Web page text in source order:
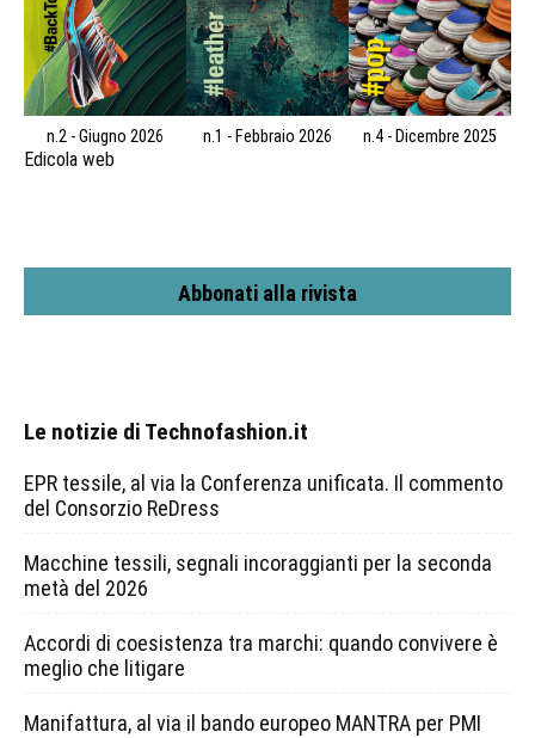
n.2 - Giugno 2026 n.1 - Febbraio 2026 n.4 - Dicembre 2025
Edicola web
Abbonati alla rivista
Le notizie di Technofashion.it
EPR tessile, al via la Conferenza unificata. Il commento
del Consorzio ReDress
Macchine tessili, segnali incoraggianti per la seconda
metà del 2026
Accordi di coesistenza tra marchi: quando convivere è
meglio che litigare
Manifattura, al via il bando europeo MANTRA per PMI